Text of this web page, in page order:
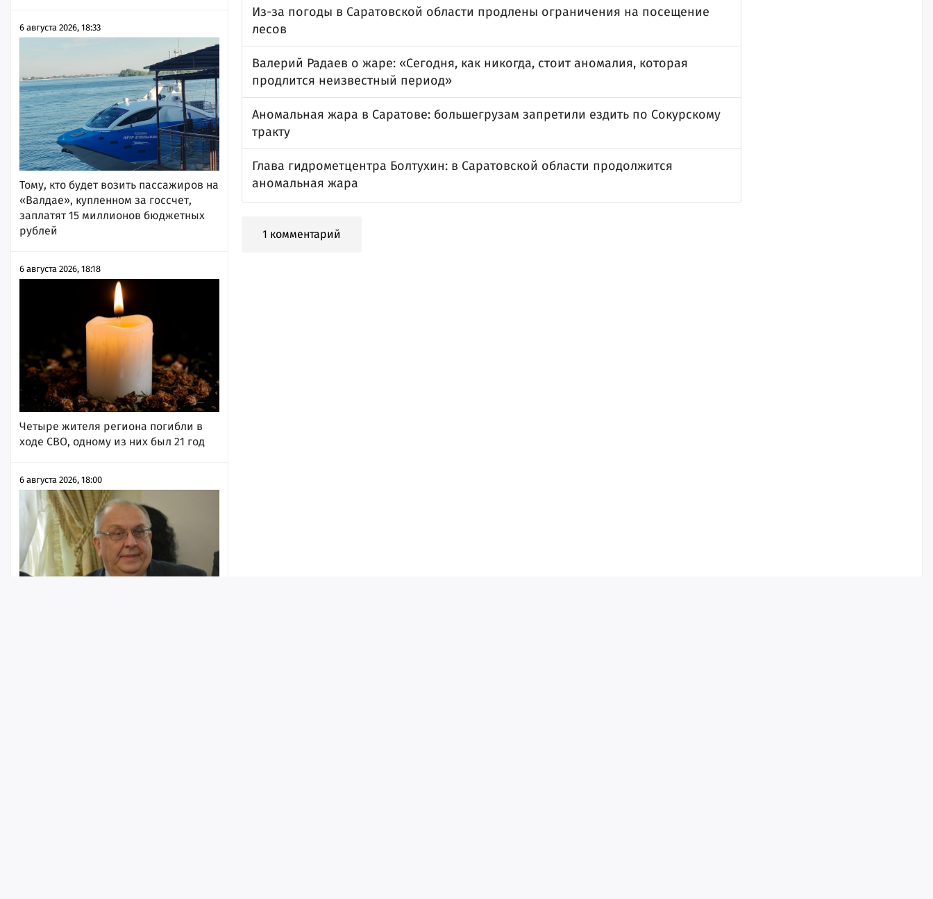
6 августа 2026, 18:33
Тому, кто будет возить пассажиров на
«Валдае», купленном за госсчет,
заплатят 15 миллионов бюджетных
рублей
6 августа 2026, 18:18
Четыре жителя региона погибли в
ходе СВО, одному из них был 21 год
6 августа 2026, 18:00
Из-за погоды в Саратовской области продлены ограничения на посещение
лесов
Валерий Радаев о жаре: «Сегодня, как никогда, стоит аномалия, которая
продлится неизвестный период»
Аномальная жара в Саратове: большегрузам запретили ездить по Сокурскому
тракту
Глава гидрометцентра Болтухин: в Саратовской области продолжится
аномальная жара
1 комментарий